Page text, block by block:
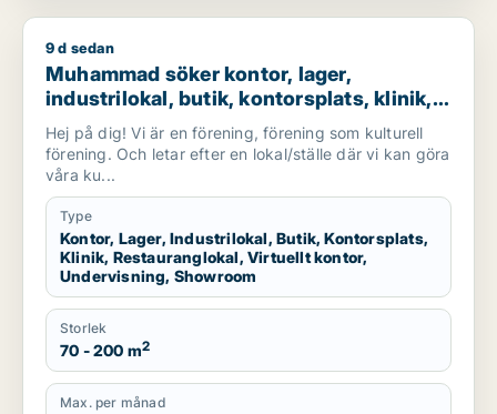
Muhammad söker kontor, lager, industrilokal, butik,
9 d sedan
Muhammad söker kontor, lager,
industrilokal, butik, kontorsplats, klinik,
restauranglokal, virtuellt kontor,
undervisning eller showroom för
uthyrning i Botkyrka eller Södertälje
Hej på dig! Vi är en förening, förening som kulturell
förening. Och letar efter en lokal/ställe där vi kan göra
våra ku...
Type
Kontor, Lager, Industrilokal, Butik, Kontorsplats,
Klinik, Restauranglokal, Virtuellt kontor,
Undervisning, Showroom
Storlek
70 - 200 m2
Max. per månad